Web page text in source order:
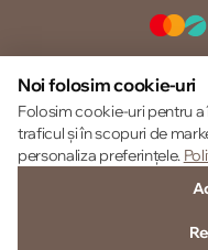
©
Noi folosim cookie-uri
Folosim cookie-uri pentru
traficul și în scopuri de
personaliza preferințele.